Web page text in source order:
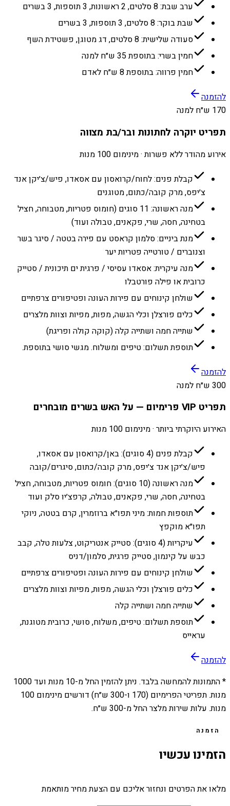
ערב שבת: 8 סלטים, 2 ראשונות, 3 תוספות, 3 בשרים
שבת בוקר: 8 סלטים, 3 תוספות, 3 בשרים
סעודה שלישית: 8 סלטים, דג מטוגן, פשטידת השף
חמין בשרי: בתוספת 35 ש״ח למנה
חמין פרווה: בתוספת 8 ש״ח לאדם
להזמנה
170 ש״ח למנה
תפריט יוקרה לחתונות ובר/בת מצווה
אירוע מהודר ללא פשרות · מינימום 100 מנות
קבלת פנים: לחוח/קרואסון עם אסאדו, פיש/צ׳יקן אנד
צ׳יפס, מרק קובה/כתום, מטוגנים
מנה ראשונה: 11 סוגים (חומוס פטריות, מטבוחה, חציל
בטחינה, חסה, שרי, פקאנים, טבולה ועוד)
מנת ביניים: סלמון קראסט עם פירה בטטה / סיגר בשר
וצנוברים / טורטייה פטריות יער
מנה עיקרית: אסאדו עסיסי / פרגית ים תיכונית / סטייק
כרובית או פילה פורטבלו
שולחן קינוחים עם פירות העונה ופטיפורים צרפתיים
כלים פורצלן וכלי הגשה, מפות, מפיות וצוות מלצרים
שתייה חמה ושתייה קלה (קוקה קולה ופריגת)
תוספת תשלום: טיפים ומשלוח. מגשי סושי בתוספת.
להזמנה
300 ש״ח למנה
תפריט VIP פרימיום — על האש בשרים מובחרים
האירוע היוקרתי ביותר · מינימום 100 מנות
קבלת פנים (4 סוגים): באן/קרואסון עם אסאדו,
פיש/צ׳יקן אנד צ׳יפס, מרק קובה/כתום, סיגרים/קובה
מנה ראשונה (10 סוגים): חומוס פטריות, מטבוחה, חציל
בטחינה, חסה, שרי, פקאנים, טבולה, קרפצ׳יו סלק ועוד
תוספות חמות: מיני תפו״א ברוזמרין, קרם בטטה, ניוקי
תפו״א מוקפץ
עיקריות (4 סוגים): סטייק אנטריקוט, צלעות טלה, קבב
כבש על קינמון, סטייק פרגית, סלמון/דניס
שולחן קינוחים עם פירות העונה ופטיפורים צרפתיים
כלים פורצלן וכלי הגשה, מפות, מפיות וצוות מלצרים
שתייה חמה ושתייה קלה
תוספת תשלום: טיפים, משלוח, סושי, כרובית מטוגנת,
עראייס
להזמנה
* התמונות להמחשה בלבד. ניתן להזמין החל מ-10 מנות ועד 1000
מנות. תפריטי הפרימיום (170 ו-300 ש״ח) דורשים מינימום 100
מנות. עלות שירות מלצר החל מ-300 ש״ח.
הזמנה
הזמינו עכשיו
מלאו את הפרטים ונחזור אליכם עם הצעת מחיר מותאמת